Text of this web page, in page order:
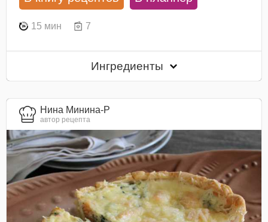
15 мин 7
Ингредиенты
Нина Минина-Р
автор рецепта